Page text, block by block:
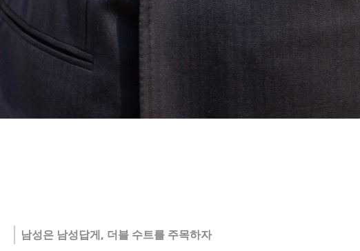
남성은 남성답게, 더블 수트를 주목하자